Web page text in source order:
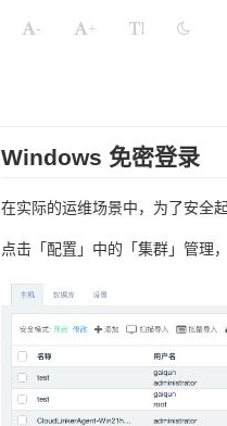
- +
Windows 免密登录
在实际的运维场景中，为了安全
点击「配置」中的「集群」管理